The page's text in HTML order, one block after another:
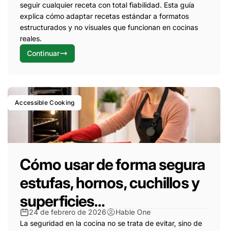
seguir cualquier receta con total fiabilidad. Esta guía
explica cómo adaptar recetas estándar a formatos
estructurados y no visuales que funcionan en cocinas
reales.
Continuar
Cómo usar de forma segura
estufas, hornos, cuchillos y
superficies...
24 de febrero de 2026
Hable One
La seguridad en la cocina no se trata de evitar, sino de
Accessible Cooking